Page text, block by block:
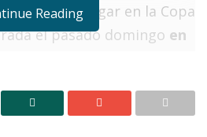
segundo lugar en la Copa
el pasado domingo en
Reading